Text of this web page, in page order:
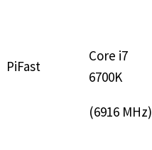
PiFast
Core i7
6700K
(6916 MHz)